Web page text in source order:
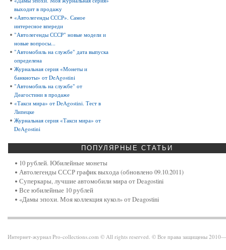
выходит в продажу
«Автолегенды СССР». Самое
интересное впереди
"Автолегенды СССР" новые модели и
новые вопросы...
"Автомобиль на службе" дата выпуска
определена
Журнальная серия «Монеты и
банкноты» от DeAgostini
"Автомобиль на службе" от
Деагостини в продаже
«Такси мира» от DeAgostini. Тест в
Липецке
Журнальная серия «Такси мира» от
DeAgostini
ПОПУЛЯРНЫЕ СТАТЬИ
10 рублей. Юбилейные монеты
Автолегенды СССР график выхода (обновлено 09.10.2011)
Суперкары, лучшие автомобили мира от Deagostini
Все юбилейные 10 рублей
«Дамы эпохи. Моя коллекция кукол» от Deagostini
Интернет-журнал Pro-collections.com © All rights reserved. © Все права защищены